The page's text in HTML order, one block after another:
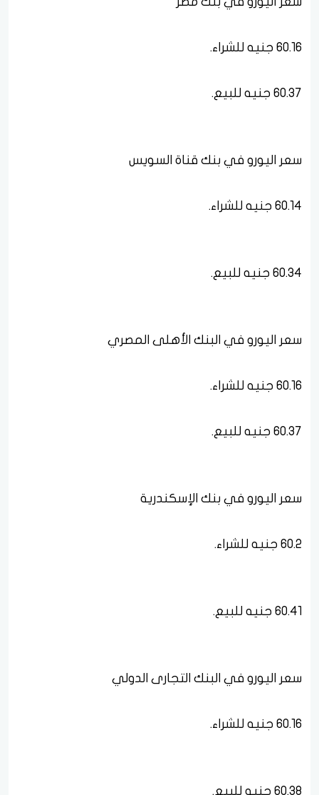
60.16 جنيه للشراء.
60.37 جنيه للبيع.
سعر اليورو في بنك قناة السويس
60.14 جنيه للشراء.
60.34 جنيه للبيع.
سعر اليورو في البنك الأهلى المصري
60.16 جنيه للشراء.
60.37 جنيه للبيع.
سعر اليورو في بنك الإسكندرية
60.2 جنيه للشراء.
60.41 جنيه للبيع.
سعر اليورو في البنك التجارى الدولي
60.16 جنيه للشراء.
60.38 جنيه للبيع.